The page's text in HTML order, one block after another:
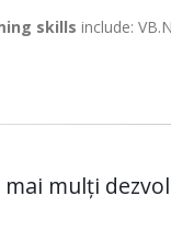
skills include:
mai mulți